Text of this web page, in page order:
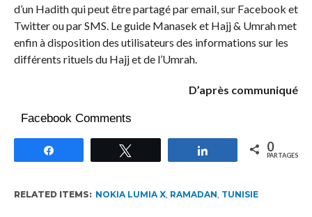
d’un Hadith qui peut être partagé par email, sur Facebook et
Twitter ou par SMS. Le guide Manasek et Hajj & Umrah met
enfin à disposition des utilisateurs des informations sur les
différents rituels du Hajj et de l’Umrah.
D’après communiqué
Facebook Comments
Partagez 0
PARTAGES
RELATED ITEMS: NOKIA LUMIA X, RAMADAN TUNISIE